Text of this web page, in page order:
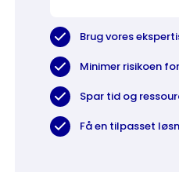
Brug vores
Minimer risikoen
Spar tid og
Få en tilpasset